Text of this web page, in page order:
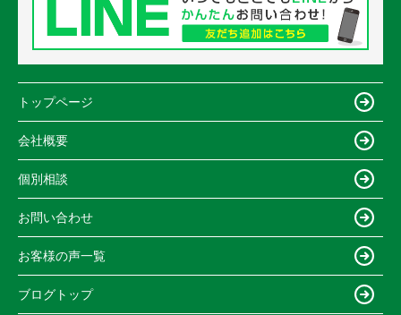
トップページ
会社概要
個別相談
お問い合わせ
お客様の声一覧
ブログトップ